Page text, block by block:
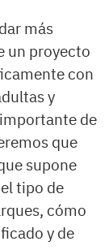
más
un proyecto
con
y
de
que
supone
tipo de
cómo
y de